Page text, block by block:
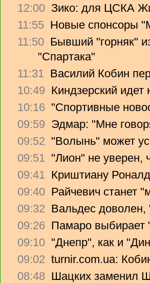
12:00 Зико: для ЦСКА
11:55 Новые спонсоры
11:50 Бывший "горняк"
"Спартака"
11:31 Василий Кобин
10:49 Киндзерский
10:16 "Спортивные
09:59 Эдмар: "Мне
09:52 "Волынь" может
09:51 "Лион" не уверен,
09:41 Криштиану
09:40 Райчевич станет
09:32 Вальдес
09:26 Памаро выбирает
09:10 "Днепр", как и
09:02 turnir.com.ua:
08:48 Шацких заменил